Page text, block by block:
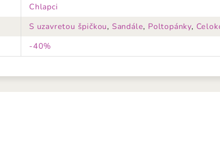
Chlapci
S uzavretou špičkou, Sandále, Poltopánky,
-40%